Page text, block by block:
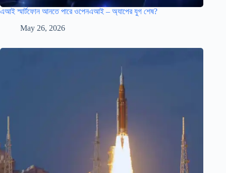
এআই স্মার্টফোন আনতে পারে ওপেনএআই – অ্যাপের যুগ শেষ?
May 26, 2026